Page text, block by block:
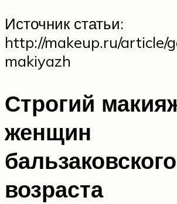
Источник статьи:
http://makeup.ru/article/
makiyazh
Строгий
женщин
бальзаковского
возраста